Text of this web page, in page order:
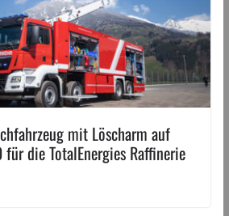
mit Löscharm auf
für die TotalEnergies Raffinerie